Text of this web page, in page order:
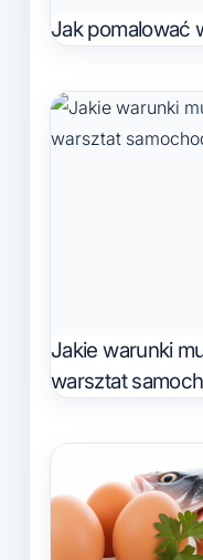
Jak pomalować
Jakie warunki
warsztat